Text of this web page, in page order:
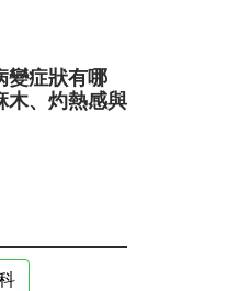
變症狀有哪
木、灼熱感與